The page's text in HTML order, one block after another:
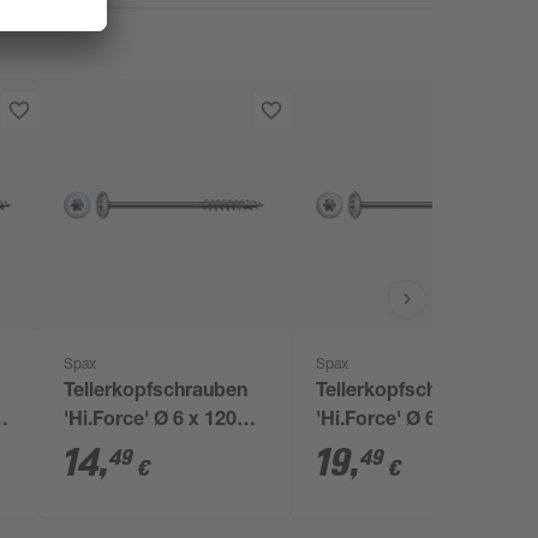
Spax
Tellerkopfschrauben
'Hi.Force' Ø 6 x 120
mm 24 Stück
14,49 €
Spax
Tellerkopfschrauben
'Hi.Force' Ø 6 x 160
mm 20 Stück
19,49 €